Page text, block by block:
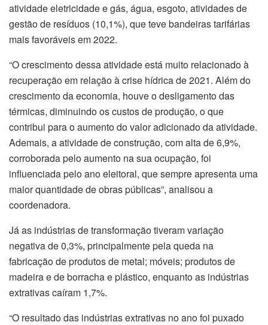
atividade eletricidade e gás, água, esgoto, atividades de
gestão de resíduos (10,1%), que teve bandeiras tarifárias
mais favoráveis em 2022.
“O crescimento dessa atividade está muito relacionado à
recuperação em relação à crise hídrica de 2021. Além do
crescimento da economia, houve o desligamento das
térmicas, diminuindo os custos de produção, o que
contribui para o aumento do valor adicionado da atividade.
Ademais, a atividade de construção, com alta de 6,9%,
corroborada pelo aumento na sua ocupação, foi
influenciada pelo ano eleitoral, que sempre apresenta uma
maior quantidade de obras públicas”, analisou a
coordenadora.
Já as indústrias de transformação tiveram variação
negativa de 0,3%, principalmente pela queda na
fabricação de produtos de metal; móveis; produtos de
madeira e de borracha e plástico, enquanto as indústrias
extrativas caíram 1,7%.
“O resultado das indústrias extrativas no ano foi puxado